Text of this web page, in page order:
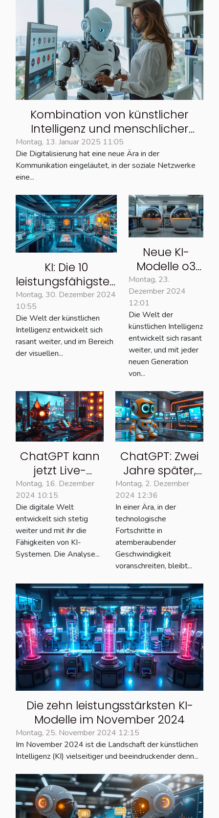
Kombination von künstlicher
Intelligenz und menschlicher
Expertise in sozialen Netzwerken
Montag, 13. Januar 2025 11:05
Die Digitalisierung hat eine neue Ära in der
Kommunikation eingeläutet, in der soziale Netzwerke
eine...
KI: Die 10
leistungsfähigsten
Bildgeneratoren
im Dezember
2024
Montag, 30. Dezember 2024
10:55
Die Welt der künstlichen
Intelligenz entwickelt sich
rasant weiter, und im Bereich
der visuellen...
Neue KI-
Modelle o3
und o3-mini
vorgestellt
Montag, 23.
Dezember 2024
12:01
Die Welt der
künstlichen Intelligenz
entwickelt sich rasant
weiter, und mit jeder
neuen Generation
von...
ChatGPT kann
jetzt Live-
Videos
analysieren: So
funktioniert es
Montag, 16. Dezember
2024 10:15
Die digitale Welt
entwickelt sich stetig
weiter und mit ihr die
Fähigkeiten von KI-
Systemen. Die Analyse...
ChatGPT: Zwei
Jahre später,
wie steht es um
den KI-
Chatbot?
Montag, 2. Dezember
2024 12:36
In einer Ära, in der
technologische
Fortschritte in
atemberaubender
Geschwindigkeit
voranschreiten, bleibt...
Die zehn leistungsstärksten KI-
Modelle im November 2024
Montag, 25. November 2024 12:15
Im November 2024 ist die Landschaft der künstlichen
Intelligenz (KI) vielseitiger und beeindruckender denn...